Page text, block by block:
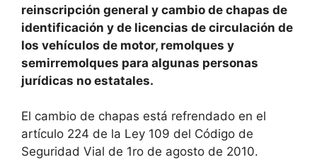
reinscripción general y cambio de chapas de
identificación y de licencias de circulación de
los vehículos de motor, remolques y
semirremolques para algunas personas
jurídicas no estatales.
El cambio de chapas está refrendado en el
artículo 224 de la Ley 109 del Código de
Seguridad Vial de 1ro de agosto de 2010.